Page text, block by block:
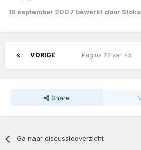
18 september 2007 bewerkt door
VORIGE Pagina 22 van 45
Share
Ga naar discussieoverzicht